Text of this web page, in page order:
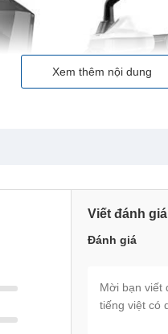
Xem thêm nội dung
Viết đánh giá
Đánh giá